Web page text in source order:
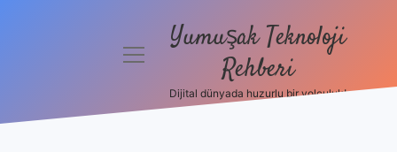
menüyüYumuşak Teknoloji
Rehberi
Dijital dünyada huzurlu bir yolculuk!